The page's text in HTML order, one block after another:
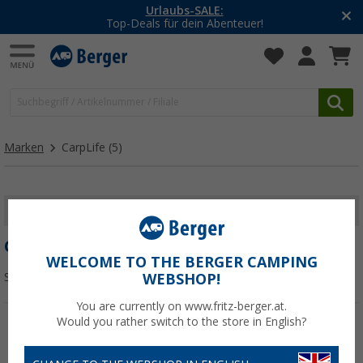
Urlaubs-SALE:
Top-Deals für dein Abenteuer!
Marken CarpLife (5)
CARPLIFE
Sortieren:
WELCOME TO THE BERGER CAMPING
WEBSHOP!
You are currently on www.fritz-berger.at.
Would you rather switch to the store in English?